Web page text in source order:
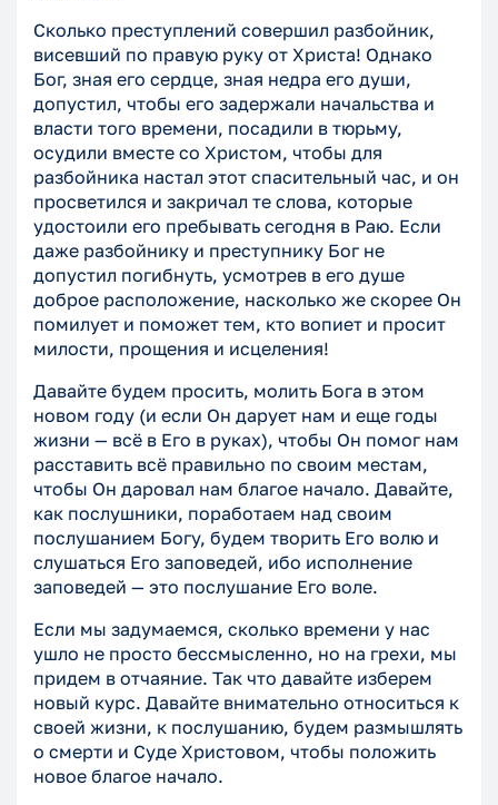
Сколько преступлений совершил разбойник,
висевший по правую руку от Христа! Однако
Бог, зная его сердце, зная недра его души,
допустил, чтобы его задержали начальства и
власти того времени, посадили в тюрьму,
осудили вместе со Христом, чтобы для
разбойника настал этот спасительный час, и он
просветился и закричал те слова, которые
удостоили его пребывать сегодня в Раю. Если
даже разбойнику и преступнику Бог не
допустил погибнуть, усмотрев в его душе
доброе расположение, насколько же скорее Он
помилует и поможет тем, кто вопиет и просит
милости, прощения и исцеления!
Давайте будем просить, молить Бога в этом
новом году (и если Он дарует нам и еще годы
жизни — всё в Его в руках), чтобы Он помог нам
расставить всё правильно по своим местам,
чтобы Он даровал нам благое начало. Давайте,
как послушники, поработаем над своим
послушанием Богу, будем творить Его волю и
слушаться Его заповедей, ибо исполнение
заповедей — это послушание Его воле.
Если мы задумаемся, сколько времени у нас
ушло не просто бессмысленно, но на грехи, мы
придем в отчаяние. Так что давайте изберем
новый курс. Давайте внимательно относиться к
своей жизни, к послушанию, будем размышлять
о смерти и Суде Христовом, чтобы положить
новое благое начало.